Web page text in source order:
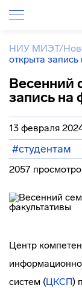
НИУ МИЭТ/
открыта запись
Весенний
запись на
13 февраля
#студентам
2057
Центр
систем (ЦКСП)